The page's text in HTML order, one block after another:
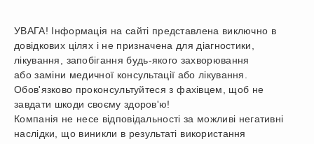
УВАГА! Інформація на сайті представлена виключно в
довідкових цілях і не призначена для діагностики,
лікування, запобігання будь-якого захворювання
або заміни медичної консультації або лікування.
Обов'язково проконсультуйтеся з фахівцем, щоб не
завдати шкоди своєму здоров'ю!
Компанія не несе відповідальності за можливі негативні
наслідки, що виникли в результаті використання